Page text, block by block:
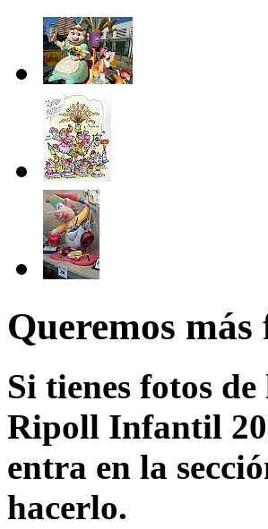
Queremos más
Si tienes fotos
Ripoll Infantil
entra en la
hacerlo.